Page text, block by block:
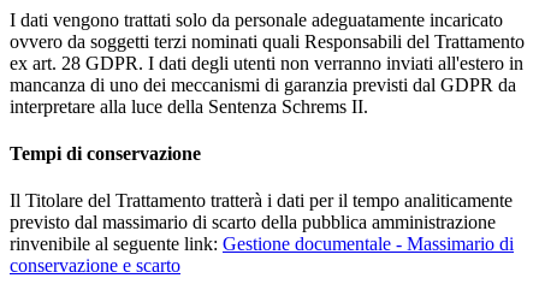
I dati vengono trattati solo da personale adeguatamente incaricato
ovvero da soggetti terzi nominati quali Responsabili del Trattamento
ex art. 28 GDPR. I dati degli utenti non verranno inviati all'estero in
mancanza di uno dei meccanismi di garanzia previsti dal GDPR da
interpretare alla luce della Sentenza Schrems II.
Tempi di conservazione
Il Titolare del Trattamento tratterà i dati per il tempo analiticamente
previsto dal massimario di scarto della pubblica amministrazione
rinvenibile al seguente link: Gestione documentale - Massimario di
conservazione e scarto